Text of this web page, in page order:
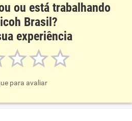
ou está trabalhando
Brasil?
experiência
para avaliar